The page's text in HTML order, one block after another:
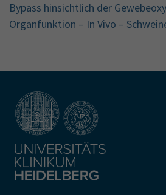
Bypass hinsichtlich der
Organfunktion – In Vivo –